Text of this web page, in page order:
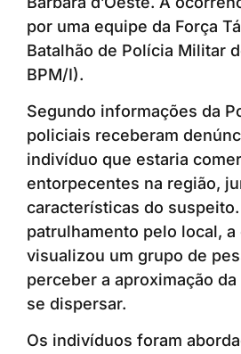
por uma equipe da Força
Batalhão de Polícia Militar
BPM/I).
Segundo informações da
policiais receberam
indivíduo que estaria
entorpecentes na região,
características do
patrulhamento pelo local, a
visualizou um grupo de
perceber a aproximação
se dispersar.
Os indivíduos foram